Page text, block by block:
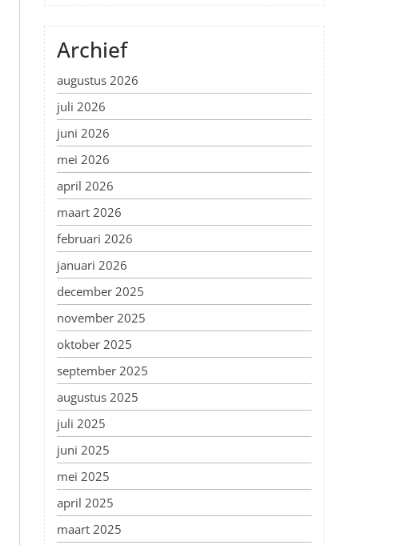
Archief
augustus 2026
juli 2026
juni 2026
mei 2026
april 2026
maart 2026
februari 2026
januari 2026
december 2025
november 2025
oktober 2025
september 2025
augustus 2025
juli 2025
juni 2025
mei 2025
april 2025
maart 2025